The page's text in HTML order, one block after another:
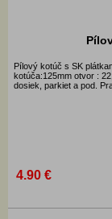
Pílový kotúč s SK
kotúča:125mm otvor :
dosiek, parkiet a pod.
4.90 €